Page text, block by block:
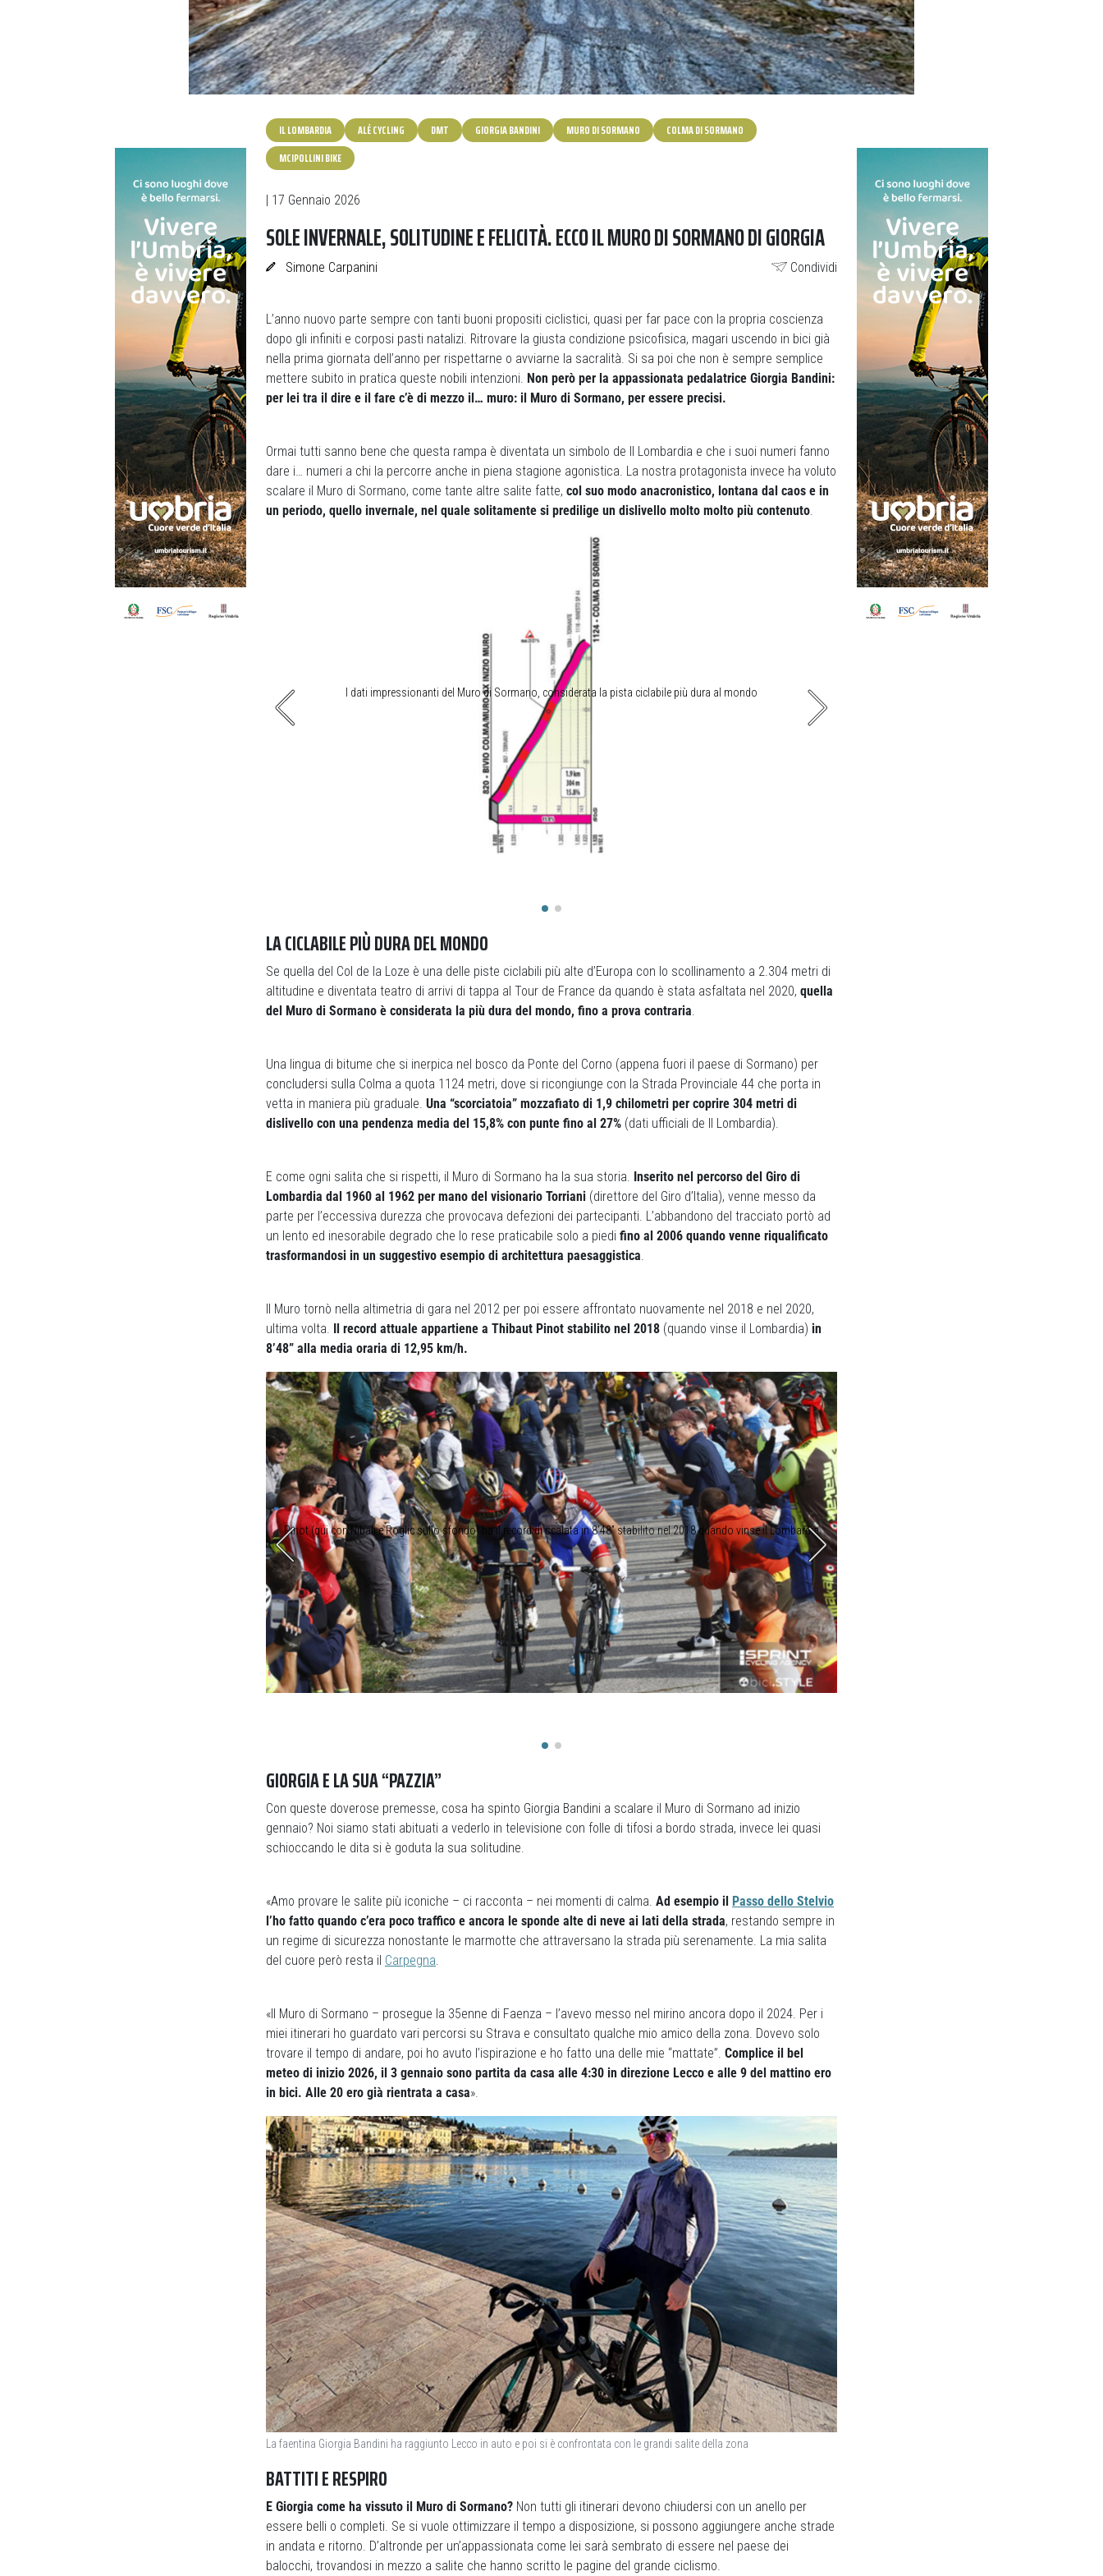
IL LOMBARDIA ALÉ CYCLING DMT GIORGIA BANDINI MURO DI SORMANO
COLMA DI SORMANO
MCIPOLLINI BIKE
| 17 Gennaio 2026
SOLE INVERNALE, SOLITUDINE E FELICITÀ. ECCO IL MURO DI SORMANO DI GIORGIA
Simone Carpanini Condividi
L’anno nuovo parte sempre con tanti buoni propositi ciclistici, quasi per far pace con la propria coscienza
dopo gli infiniti e corposi pasti natalizi. Ritrovare la giusta condizione psicofisica, magari uscendo in bici già
nella prima giornata dell’anno per rispettarne o avviarne la sacralità. Si sa poi che non è sempre semplice
mettere subito in pratica queste nobili intenzioni. Non però per la appassionata pedalatrice Giorgia Bandini:
per lei tra il dire e il fare c’è di mezzo il… muro: il Muro di Sormano, per essere precisi.
Ormai tutti sanno bene che questa rampa è diventata un simbolo de Il Lombardia e che i suoi numeri fanno
dare i… numeri a chi la percorre anche in piena stagione agonistica. La nostra protagonista invece ha voluto
scalare il Muro di Sormano, come tante altre salite fatte, col suo modo anacronistico, lontana dal caos e in
un periodo, quello invernale, nel quale solitamente si predilige un dislivello molto molto più contenuto.
I dati impressionanti del Muro di Sormano, considerata la pista ciclabile più dura al mondo
LA CICLABILE PIÙ DURA DEL MONDO
Se quella del Col de la Loze è una delle piste ciclabili più alte d’Europa con lo scollinamento a 2.304 metri di
altitudine e diventata teatro di arrivi di tappa al Tour de France da quando è stata asfaltata nel 2020, quella
del Muro di Sormano è considerata la più dura del mondo, fino a prova contraria.
Una lingua di bitume che si inerpica nel bosco da Ponte del Corno (appena fuori il paese di Sormano) per
concludersi sulla Colma a quota 1124 metri, dove si ricongiunge con la Strada Provinciale 44 che porta in
vetta in maniera più graduale. Una “scorciatoia” mozzafiato di 1,9 chilometri per coprire 304 metri di
dislivello con una pendenza media del 15,8% con punte fino al 27% (dati ufficiali de Il Lombardia).
E come ogni salita che si rispetti, il Muro di Sormano ha la sua storia. Inserito nel percorso del Giro di
Lombardia dal 1960 al 1962 per mano del visionario Torriani (direttore del Giro d’Italia), venne messo da
parte per l’eccessiva durezza che provocava defezioni dei partecipanti. L’abbandono del tracciato portò ad
un lento ed inesorabile degrado che lo rese praticabile solo a piedi fino al 2006 quando venne riqualificato
trasformandosi in un suggestivo esempio di architettura paesaggistica.
Il Muro tornò nella altimetria di gara nel 2012 per poi essere affrontato nuovamente nel 2018 e nel 2020,
ultima volta. Il record attuale appartiene a Thibaut Pinot stabilito nel 2018 (quando vinse il Lombardia) in
8’48” alla media oraria di 12,95 km/h.
Pinot (qui con Nibali e Roglic sullo sfondo) ha il record di scalata in 8’48” stabilito nel 2018 quando vinse il Lombardia
GIORGIA E LA SUA “PAZZIA”
Con queste doverose premesse, cosa ha spinto Giorgia Bandini a scalare il Muro di Sormano ad inizio
gennaio? Noi siamo stati abituati a vederlo in televisione con folle di tifosi a bordo strada, invece lei quasi
schioccando le dita si è goduta la sua solitudine.
«Amo provare le salite più iconiche – ci racconta – nei momenti di calma. Ad esempio il Passo dello Stelvio
l’ho fatto quando c’era poco traffico e ancora le sponde alte di neve ai lati della strada, restando sempre in
un regime di sicurezza nonostante le marmotte che attraversano la strada più serenamente. La mia salita
del cuore però resta il Carpegna.
«Il Muro di Sormano – prosegue la 35enne di Faenza – l’avevo messo nel mirino ancora dopo il 2024. Per i
miei itinerari ho guardato vari percorsi su Strava e consultato qualche mio amico della zona. Dovevo solo
trovare il tempo di andare, poi ho avuto l’ispirazione e ho fatto una delle mie “mattate”. Complice il bel
meteo di inizio 2026, il 3 gennaio sono partita da casa alle 4:30 in direzione Lecco e alle 9 del mattino ero
in bici. Alle 20 ero già rientrata a casa».
La faentina Giorgia Bandini ha raggiunto Lecco in auto e poi si è confrontata con le grandi salite della zona
BATTITI E RESPIRO
E Giorgia come ha vissuto il Muro di Sormano? Non tutti gli itinerari devono chiudersi con un anello per
essere belli o completi. Se si vuole ottimizzare il tempo a disposizione, si possono aggiungere anche strade
in andata e ritorno. D’altronde per un’appassionata come lei sarà sembrato di essere nel paese dei
balocchi, trovandosi in mezzo a salite che hanno scritto le pagine del grande ciclismo.